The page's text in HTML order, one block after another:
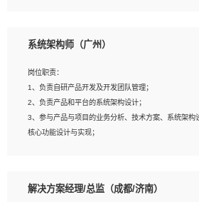
2、1年以上Golang开发工作经验，能独立完成相应项
与实现，熟悉常用开源框架及设计模式；
4、熟悉Golang、连接池、消息队列等组件使用、熟
跟工具使用；
5、对技术有激情，喜欢钻研，能快速接受和掌握新
强，良好的沟通表达能力和团队协作能力。
系统架构师（广州）
岗位职责：
1、负责自研产品开发及开发团队管理；
2、负责产品和平台的系统架构设计；
3、参与产品与项目的业务分析、技术方案、系统架构
核心功能设计与实现；
解决方案经理/总监（成都/济南）